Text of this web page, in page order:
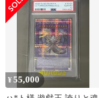
¥55,000